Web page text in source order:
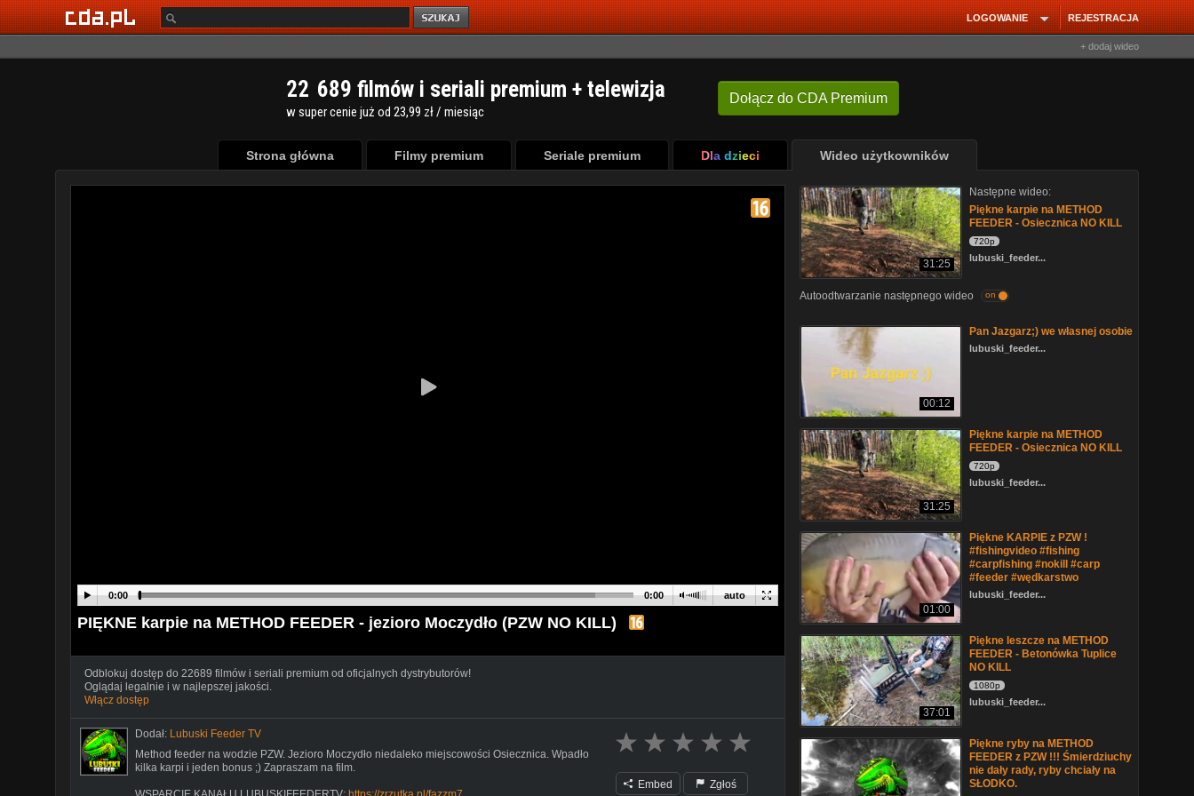
REJESTRACJA
LOGOWANIE
+ dodaj wideo
Dołącz do CDA Premium
22 689 filmów i seriali premium + telewizja
w super cenie już od 23,99 zł / miesiąc
Strona główna Filmy premium Seriale premium Dla dzieci Wideo użytkowników
auto
0:00 0:00
PIĘKNE karpie na METHOD FEEDER - jezioro Moczydło (PZW NO KILL)
Odblokuj dostęp do 22689 filmów i seriali premium od oficjalnych dystrybutorów!
Oglądaj legalnie i w najlepszej jakości.
Włącz dostęp
Dodał: Lubuski Feeder TV
Method feeder na wodzie PZW. Jezioro Moczydło niedaleko miejscowości Osiecznica. Wpadło
kilka karpi i jeden bonus ;) Zapraszam na film.
Embed Zgłoś
31:25
Następne wideo:
Piękne karpie na METHOD
FEEDER - Osiecznica NO KILL
720p
lubuski_feeder...
Autoodtwarzanie następnego wideo on
00:12
Pan Jazgarz;) we własnej osobie
lubuski_feeder...
31:25
Piękne karpie na METHOD
FEEDER - Osiecznica NO KILL
720p
lubuski_feeder...
01:00
Piękne KARPIE z PZW !
#fishingvideo #fishing
#carpfishing #nokill #carp
#feeder #wędkarstwo
lubuski_feeder...
37:01
Piękne leszcze na METHOD
FEEDER - Betonówka Tuplice
NO KILL
1080p
lubuski_feeder...
Piękne ryby na METHOD
FEEDER z PZW !!! Śmierdziuchy
nie dały rady, ryby chciały na
SŁODKO.